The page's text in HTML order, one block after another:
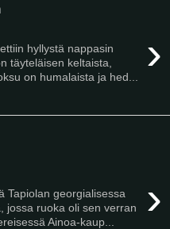
›
hyllystä nappasin
täyteläisen keltaista,
on humalaista ja hed...
›
Tapiolan georgialisessa
jossa ruoka oli sen verran
Ainoa-kaup...